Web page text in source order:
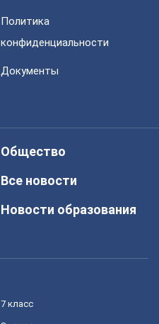
Политика
конфиденциальности
Документы
Общество
Все новости
Новости образования
7 класс